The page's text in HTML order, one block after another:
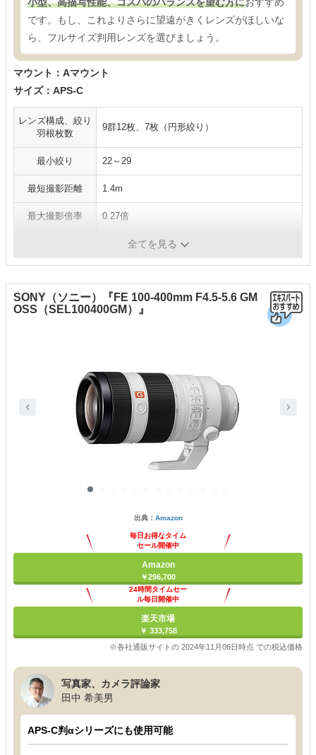
小型、高描写性能、コスパのバランスを望む方におすすめ
です。もし、これよりさらに望遠がきくレンズがほしいな
ら、フルサイズ判用レンズを選びましょう。
マウント：Aマウント
サイズ：APS-C
レンズ構成、絞り
羽根枚数
9群12枚、7枚（円形絞り）
最小絞り 22～29
最短撮影距離 1.4m
最大撮影倍率 0.27倍
全てを見る
SONY（ソニー）『FE 100-400mm F4.5-5.6 GM
OSS（SEL100400GM）』
出典： Amazon
毎日お得なタイム
セール開催中
Amazon
￥296,700
24時間タイムセー
ル毎日開催中
楽天市場
￥ 333,758
※各社通販サイトの 2024年11月06日時点 での税込価格
写真家、カメラ評論家
田中 希美男
APS-C判αシリーズにも使用可能